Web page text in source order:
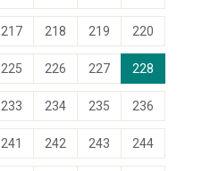
217 218 219 220
225 226 227 228
233 234 235 236
241 242 243 244